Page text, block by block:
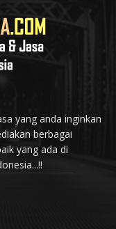
yang anda inginkan
berbagai
yang ada di